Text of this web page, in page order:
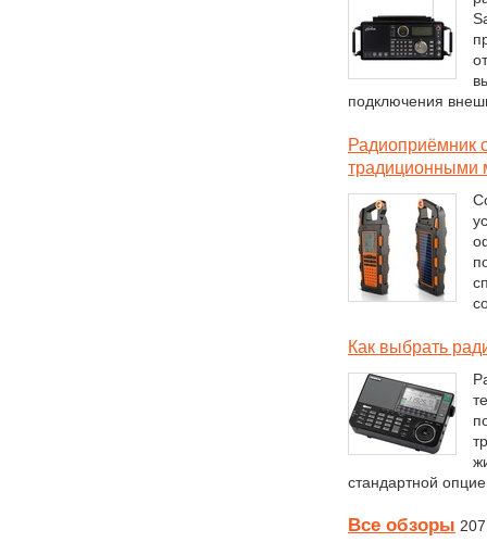
подключения
Радиоприёмник
традиционными
Как выбрать
стандартной
Все обзоры 207